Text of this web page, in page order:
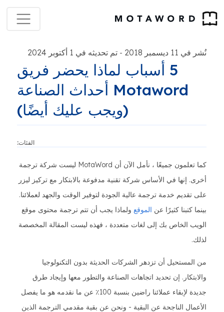
نُشر في 11 ديسمبر 2018 - تم تحديثه في 1 أكتوبر 2024
5 أسباب لماذا يحضر فريق
Motaword أحداث الصناعة
(ويجب عليك أيضًا)
الفئات:
كما تعلمون جميعًا ، نأمل الآن أن MotaWord ليست شركة ترجمة
أخرى. إنها في الأساس شركة تقنية مدفوعة بالابتكار مع تركيز ليزر
على تقديم خدمة ترجمة عالية الجودة لتوفير الوقت والجهد لعملائنا.
بينما كتبنا كثيرًا عن الموقعولماذا يجب أن تتم ترجمة محتوى موقع
الويب الخاص بك إلى لغات متعددة ، فهذه ليست المقالة المخصصة
لذلك.
من المستحيل أن تزدهر الشركات الحديثة بدون التكنولوجيا
والابتكار. إن تحديد اتجاهات الصناعة والتطور معها وإيجاد طرق
جديدة لإبقاء عملائنا راضين بنسبة 100٪ عن ما نقدمه هو ما يفصل
الأعمال الناجحة عن البقية - ونحن عن بقية مقدمي الترجمة الذين